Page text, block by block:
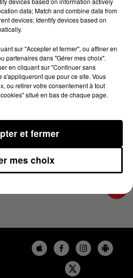
de Toulouse
sec
DU 25/04/2025 À
data; Match and combine data from
devices; Identify devices based on
sur "Accepter et fermer", ou affiner en
partenaires dans "Gérer mes choix".
en cliquant sur "Continuer sans
s'appliqueront que pour ce site. Vous
ou retirer votre consentement à tout
situé en bas de chaque page.
mes choix
et fermer